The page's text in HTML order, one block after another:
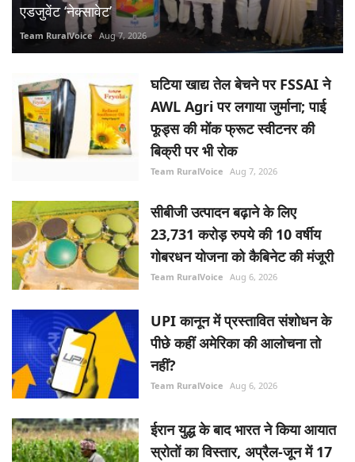
एडजुवेंट ‘नेक्सावेट’
Team RuralVoice Aug 7, 2026
घटिया खाद्य तेल बेचने पर FSSAI ने
AWL Agri पर लगाया जुर्माना; पाई
फूड्स की मोंक फ्रूट स्वीटनर की
बिक्री पर भी रोक
Team RuralVoice Aug 7, 2026
सीबीजी उत्पादन बढ़ाने के लिए
23,731 करोड़ रुपये की 10 वर्षीय
गोबरधन योजना को कैबिनेट की मंजूरी
Team RuralVoice Aug 6, 2026
UPI कानून में प्रस्तावित संशोधन के
पीछे कहीं अमेरिका की आलोचना तो
नहीं?
Team RuralVoice Aug 6, 2026
ईरान युद्ध के बाद भारत ने किया आयात
स्रोतों का विस्तार, अप्रैल-जून में 17